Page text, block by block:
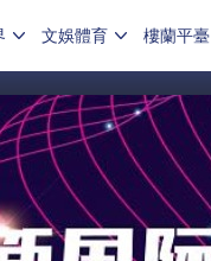
文娛體育 樓蘭平臺